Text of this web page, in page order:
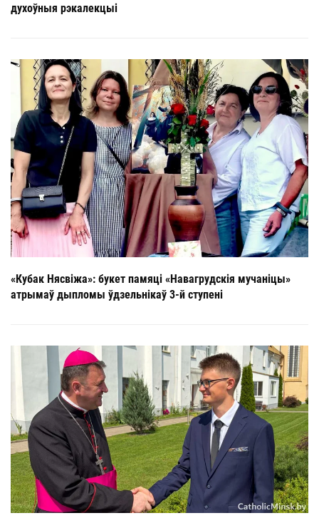
духоўныя рэкалекцыі
«Кубак Нясвіжа»: букет памяці «Навагрудскія мучаніцы»
атрымаў дыпломы ўдзельнікаў 3-й ступені